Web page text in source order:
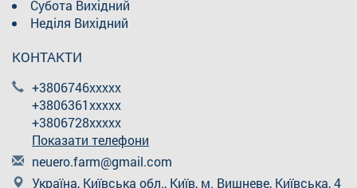
Субота Вихідний
Неділя Вихідний
КОНТАКТИ
+3806746xxxxx
+3806361xxxxx
+3806728xxxxx
Показати телефони
neuero.farm@gmail.com
Україна, Київська обл., Київ, м. Вишневе, Київська, 4